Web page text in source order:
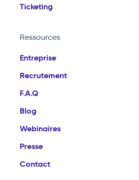
Ticketing
Ressources
Entreprise
Recrutement
F.A.Q
Blog
Webinaires
Presse
Contact